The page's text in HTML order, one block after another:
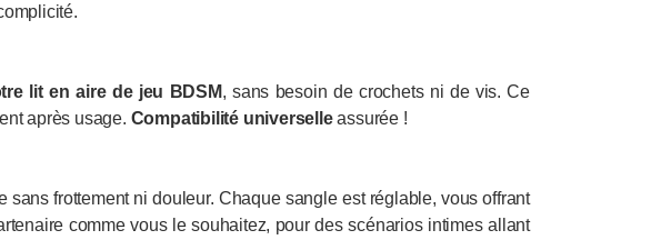
lit en aire de jeu BDSM, sans besoin de crochets ni de vis. Ce
après usage. Compatibilité universelleassurée !
sans frottement ni douleur. Chaque sangle est réglable, vous offrant
comme vous le souhaitez, pour des scénarios intimes allant